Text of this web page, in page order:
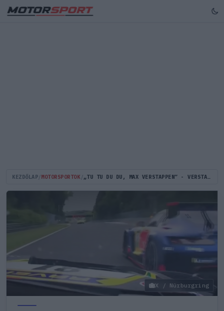
KEZDŐLAP MOTORSPORTOK „TU TU DU DU, MAX VERSTAPPEN” - VERSTAPPEN DALRA FAKASZTOTTA RIVÁLISÁT A NÜRBURGRINGEN
X / Nürburgring